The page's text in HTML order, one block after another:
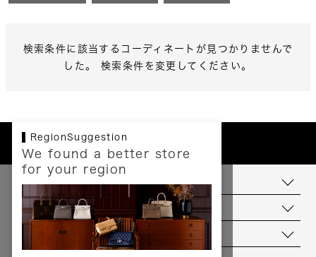
検索条件に該当するコーディネートが見つかりませんで
した。 検索条件を変更してください。
RegionSuggestion
We found a better store
for your region
お支払いについて
配送について
送料について